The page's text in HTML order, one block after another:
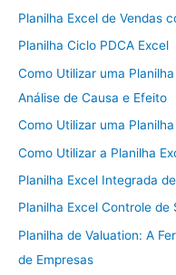
Planilha Excel de Vendas
Planilha Ciclo PDCA Excel
Como Utilizar uma
Análise de Causa e Efeito
Como Utilizar uma
Como Utilizar a Planilha
Planilha Excel Integrada
Planilha Excel Controle de
Planilha de Valuation: A
de Empresas